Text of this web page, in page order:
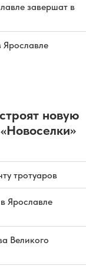
завершат в
Ярославле
новую
тротуаров
Ярославле
Великого